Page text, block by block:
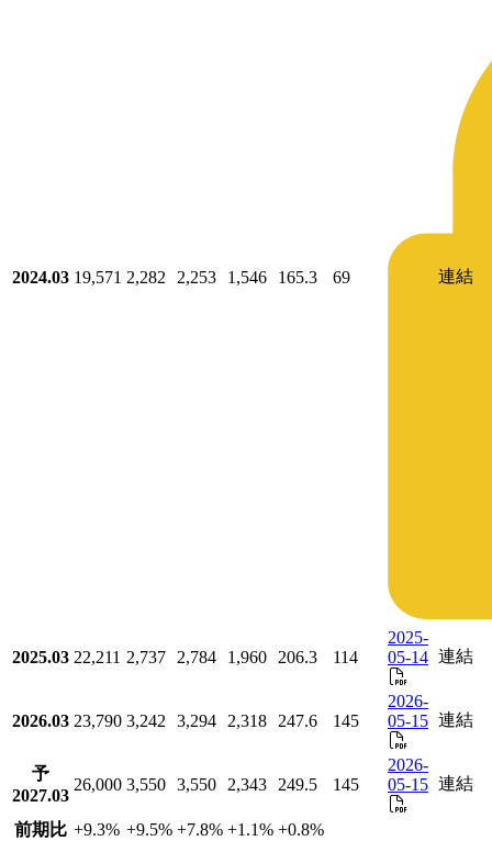
2024.03 19,571 2,282 2,253 1,546 165.3 69 連結
2025.03 22,211 2,737 2,784 1,960 206.3 114
2025-
05-14 連結
2026.03 23,790 3,242 3,294 2,318 247.6 145
2026-
05-15 連結
予
2027.03
26,000 3,550 3,550 2,343 249.5 145
2026-
05-15 連結
前期比 +9.3% +9.5% +7.8% +1.1% +0.8%